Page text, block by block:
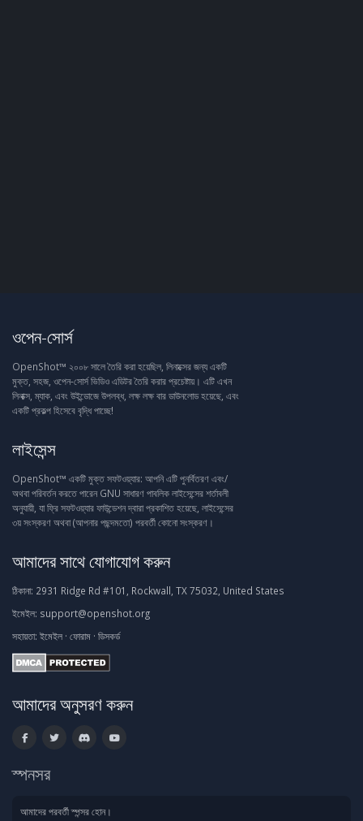
ওপেন-সোর্স
OpenShot™ ২০০৮ সালে তৈরি করা হয়েছিল, লিনাক্সের জন্য একটি
মুক্ত, সহজ, ওপেন-সোর্স ভিডিও এডিটর তৈরি করার প্রচেষ্টায়। এটি এখন
লিনাক্স, ম্যাক, এবং উইন্ডোজে উপলব্ধ, লক্ষ লক্ষ বার ডাউনলোড হয়েছে, এবং
একটি প্রকল্প হিসেবে বৃদ্ধি পাচ্ছে!
লাইসেন্স
OpenShot™ একটি মুক্ত সফটওয়্যার: আপনি এটি পুনর্বিতরণ এবং/
অথবা পরিবর্তন করতে পারেন GNU সাধারণ পাবলিক লাইসেন্সের শর্তাবলী
অনুযায়ী, যা ফ্রি সফটওয়্যার ফাউন্ডেশন দ্বারা প্রকাশিত হয়েছে, লাইসেন্সের
৩য় সংস্করণ অথবা (আপনার পছন্দমতো) পরবর্তী কোনো সংস্করণ।
আমাদের সাথে যোগাযোগ করুন
ঠিকানা: 2931 Ridge Rd #101, Rockwall, TX 75032, United States
ইমেইল: support@openshot.org
সহায়তা: ইমেইল · ফোরাম · ডিসকর্ড
আমাদের অনুসরণ করুন
স্পনসর
আমাদের পরবর্তী স্পন্সর হোন।